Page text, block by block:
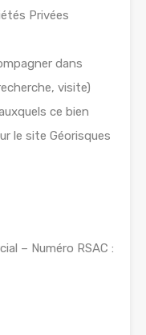
Privées
dans
visite)
ce bien
le site Géorisques
– Numéro RSAC :